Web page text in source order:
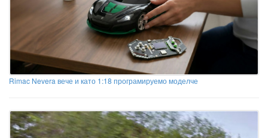
Rimac Nevera вече и като 1:18 програмируемо моделче